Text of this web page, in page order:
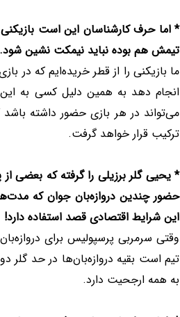
* اما حرف کارشناسان این است
تیمش هم بوده نباید نیمکت نشین شود.
ما بازیکنی را از قطر خریده‌ایم که
انجام دهد به همین دلیل کسی به
می‌تواند در هر بازی حضور داشته
ترکیب قرار خواهد گرفت.
* یحیی گلر برزیلی را گرفته که بعضی
حضور چندین دروازه‌بان جوان که
این شرایط اقتصادی قصد استفاده دارد!
وقتی سرمربی پرسپولیس برای
تیم است بقیه دروازه‌بان‌ها در حد گلر
به همه ارجحیت دارد.